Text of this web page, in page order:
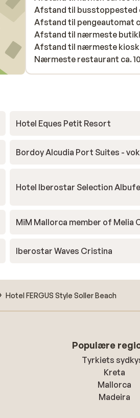
Afstand til busstoppested
Afstand til pengeautomat
Afstand til nærmeste
Afstand til nærmeste kiosk
Nærmeste restaurant ca.
Hotel Eques Petit Resort
Bordoy Alcudia Port Suites -
Hotel Iberostar Selection
MiM Mallorca member of Melia
Iberostar Waves Cristina
Hotel FERGUS Style Soller Beach
Populære
Tyrkiets
Kreta
Mallorca
Madeira